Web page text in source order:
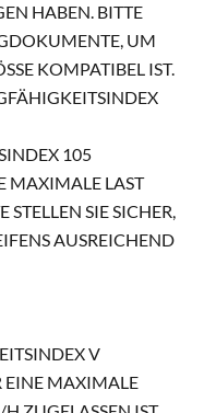
HABEN. BITTE ÜB
UM SI
KOMPATIBEL IST.
105
MAXIMALE LAST
SIE SICHER,
AUSREICHEND
V
EINE MAXIMALE